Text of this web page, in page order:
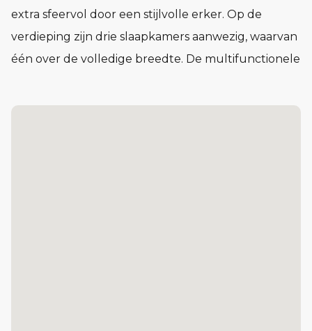
extra sfeervol door een stijlvolle erker. Op de
verdieping zijn drie slaapkamers aanwezig, waarvan
één over de volledige breedte. De multifunctionele
aparte techniekruimte aanwezig. Ook parkeer je